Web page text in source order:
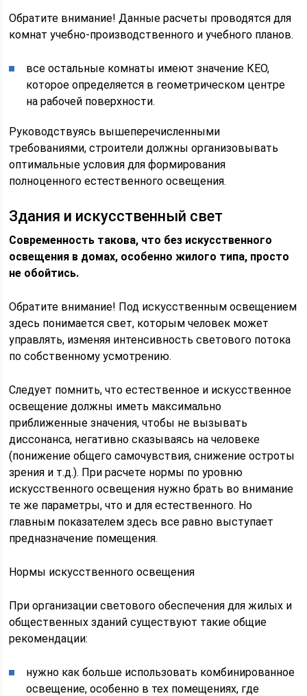
Обратите внимание! Данные расчеты проводятся для
комнат учебно-производственного и учебного планов.
все остальные комнаты имеют значение КЕО,
которое определяется в геометрическом центре
на рабочей поверхности.
Руководствуясь вышеперечисленными
требованиями, строители должны организовывать
оптимальные условия для формирования
полноценного естественного освещения.
Здания и искусственный свет
Современность такова, что без искусственного
освещения в домах, особенно жилого типа, просто
не обойтись.
Обратите внимание! Под искусственным освещением
здесь понимается свет, которым человек может
управлять, изменяя интенсивность светового потока
по собственному усмотрению.
Следует помнить, что естественное и искусственное
освещение должны иметь максимально
приближенные значения, чтобы не вызывать
диссонанса, негативно сказываясь на человеке
(понижение общего самочувствия, снижение остроты
зрения и т.д.). При расчете нормы по уровню
искусственного освещения нужно брать во внимание
те же параметры, что и для естественного. Но
главным показателем здесь все равно выступает
предназначение помещения.
Нормы искусственного освещения
При организации светового обеспечения для жилых и
общественных зданий существуют такие общие
рекомендации:
нужно как больше использовать комбинированное
освещение, особенно в тех помещениях, где